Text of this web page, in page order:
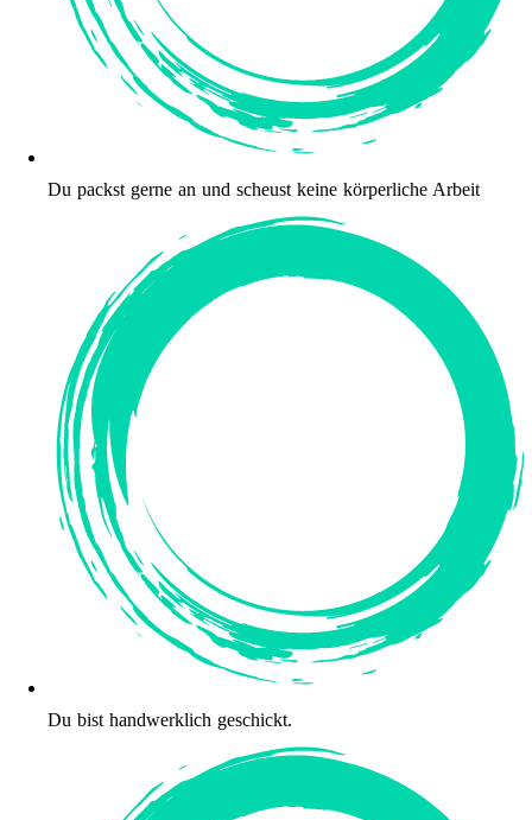
Du packst gerne an und scheust keine körperliche Arbeit
Du bist handwerklich geschickt.